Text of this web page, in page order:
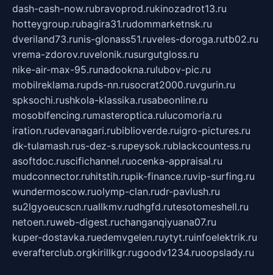
dash-cash-now.rubravoprod.rukinozadrot13.ru
hotteygroup.rubagira31.rudommarketnsk.ru
dveriland73.runis-glonass51.ruveles-doroga.rutb02.ru
vrema-zdorov.ruvelonik.rusurgutgloss.ru
nike-air-max-95.runadookna.rulubov-pic.ru
mobilreklama.rupds-nn.rusocrat2000.ruvgurin.ru
spksochi.rushkola-klassika.rusabeonline.ru
mosoblfencing.rumasteroptica.rulucomoria.ru
iration.rudevanagari.rubiblioverde.ruigro-pictures.ru
dk-tulamash.rus-dez-s.rupeysok.rublackcountess.ru
asoftdoc.ruscifichannel.ruocenka-appraisal.ru
mudconnector.ruhitstih.rupik-finance.ruvip-surfing.ru
wundermoscow.ruolymp-clan.rudr-pavlush.ru
su2lgyoeucscn.ruallkmv.rudhgfd.rutesotomeshell.ru
netoen.ruweb-digest.ruchanganqiyuana07.ru
kuper-dostavka.ruedemvgelen.ruytyt.ruinfoelektrik.ru
everafterclub.orgkirillkgr.rugoodv1234.ruoopslady.ru